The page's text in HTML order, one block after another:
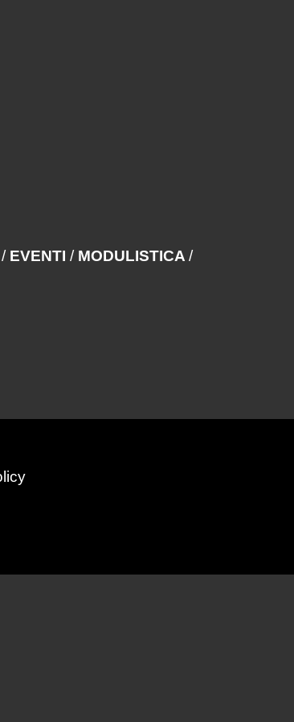
/ EVENTI / MODULISTICA /